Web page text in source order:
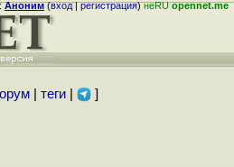
Аноним(вход|регистрация)неRUopennet.me
| теги| ]